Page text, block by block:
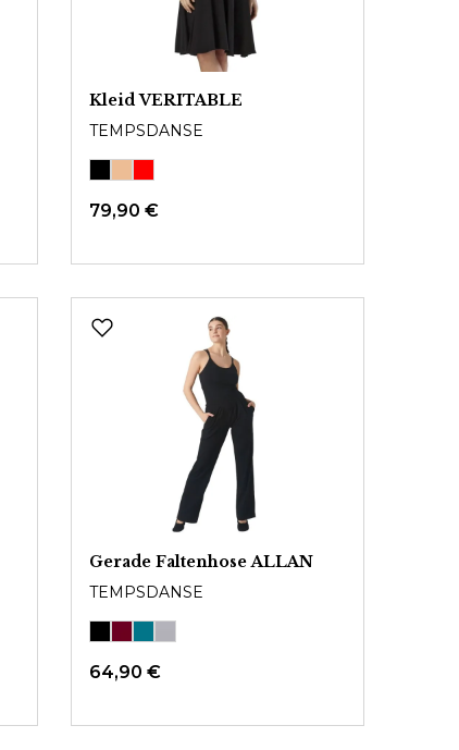
Kleid VERITABLE
TEMPSDANSE
79,90 €
Gerade Faltenhose ALLAN
TEMPSDANSE
64,90 €